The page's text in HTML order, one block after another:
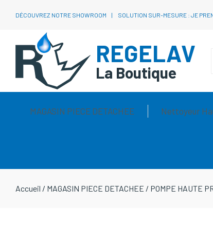
DÉCOUVREZ NOTRE SHOWROOM SOLUTION SUR-MESURE : JE
REGELAV
La Boutique
MAGASIN PIECE DETACHEE Nettoyeur
Accueil / MAGASIN PIECE DETACHEE / POMPE HAUTE